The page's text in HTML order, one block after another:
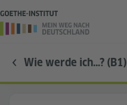
Wie werde ich…? (B1)